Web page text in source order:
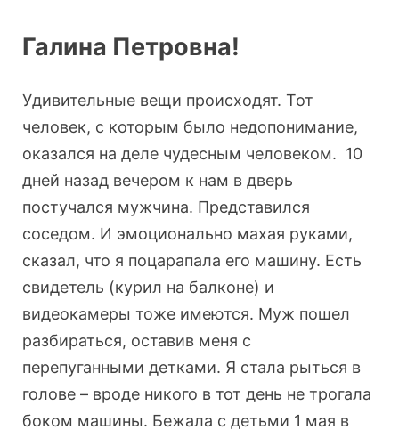
Галина Петровна!
Удивительные вещи происходят. Тот
человек, с которым было недопонимание,
оказался на деле чудесным человеком. 10
дней назад вечером к нам в дверь
постучался мужчина. Представился
соседом. И эмоционально махая руками,
сказал, что я поцарапала его машину. Есть
свидетель (курил на балконе) и
видеокамеры тоже имеются. Муж пошел
разбираться, оставив меня с
перепуганными детками. Я стала рыться в
голове – вроде никого в тот день не трогала
боком машины. Бежала с детьми 1 мая в